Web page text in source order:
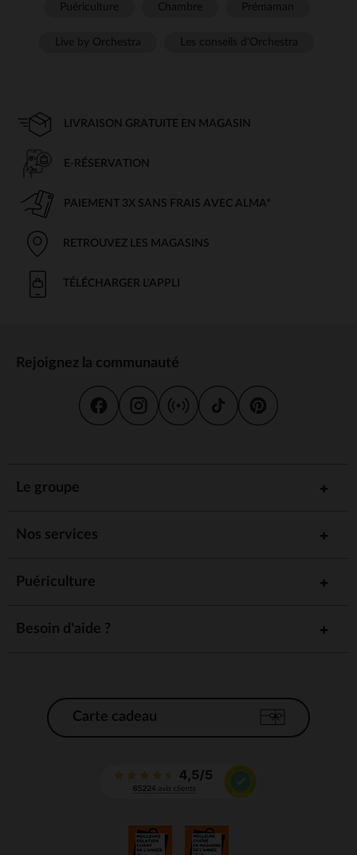
LIVRAISON GRATUITE EN MAGASIN
E-RÉSERVATION
PAIEMENT 3X SANS FRAIS AVEC ALMA*
RETROUVEZ LES MAGASINS
TÉLÉCHARGER L'APPLI
Rejoignez la communauté
Le groupe
Nos services
Puériculture
Besoin d'aide ?
Carte cadeau